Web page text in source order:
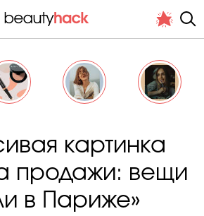
картинка
продажи: вещи
в Париже»